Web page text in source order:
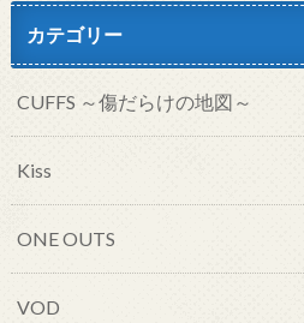
カテゴリー
CUFFS ～傷だらけの地図～
Kiss
ONE OUTS
VOD